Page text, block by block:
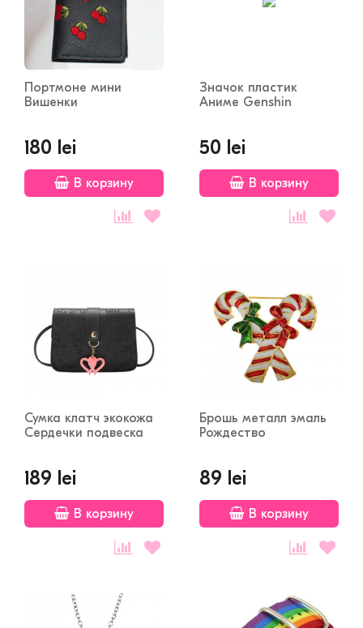
Портмоне мини
Вишенки
180 lei
В корзину
Значок пластик
Аниме Genshin
50 lei
В корзину
Сумка клатч экокожа
Сердечки подвеска
189 lei
В корзину
Брошь металл эмаль
Рождество
89 lei
В корзину